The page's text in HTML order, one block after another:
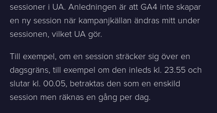
sessioner i UA. Anledningen är att GA4 inte skapar
en ny session när kampanjkällan ändras mitt under
sessionen, vilket UA gör.
Till exempel, om en session sträcker sig över en
dagsgräns, till exempel om den inleds kl. 23.55 och
slutar kl. 00.05, betraktas den som en enskild
session men räknas en gång per dag.